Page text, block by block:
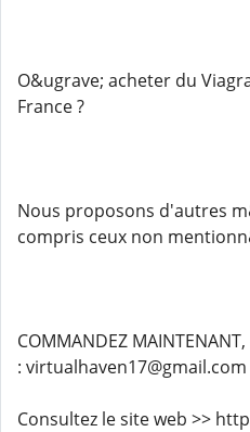
O&ugrave; acheter du
France ?
Nous proposons d'autres
compris ceux non
COMMANDEZ
: virtualhaven17@gmail.com
Consultez le site web >>